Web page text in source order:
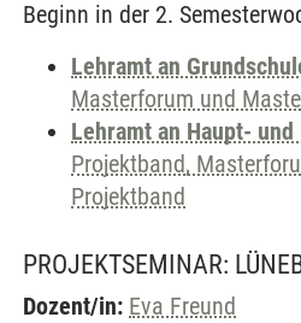
Beginn in der 2.
Lehramt an
Masterforum und
Lehramt an Haupt- und
Projektband,
Projektband
PROJEKTSEMINAR:
Dozent/in: Eva Freund